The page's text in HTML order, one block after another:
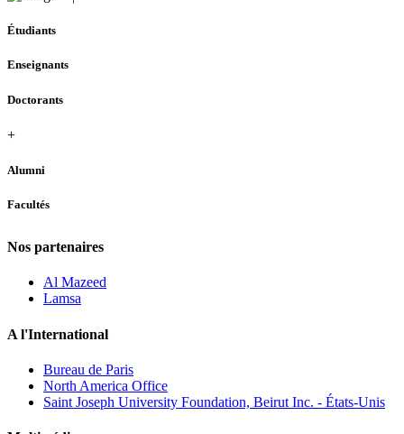
Étudiants
Enseignants
Doctorants
+
Alumni
Facultés
Nos partenaires
Al Mazeed
Lamsa
A l'International
Bureau de Paris
North America Office
Saint Joseph University Foundation, Beirut Inc. - États-Unis